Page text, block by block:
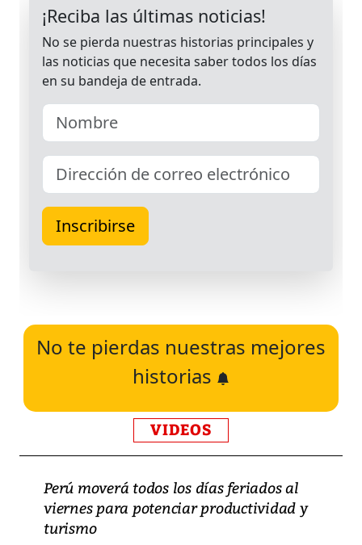
No te pierdas nuestras mejores
historias
VIDEOS
Perú moverá todos los días feriados al
viernes para potenciar productividad y
turismo